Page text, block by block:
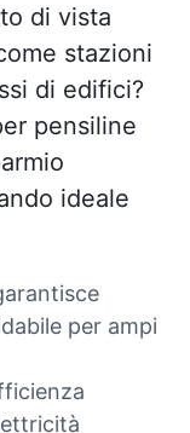
di vista
stazioni
di edifici?
pensiline
ideale
per ampi